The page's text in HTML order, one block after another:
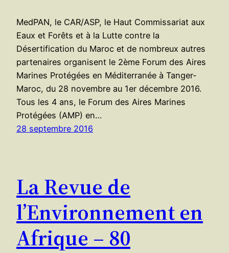
MedPAN, le CAR/ASP, le Haut Commissariat aux
Eaux et Forêts et à la Lutte contre la
Désertification du Maroc et de nombreux autres
partenaires organisent le 2ème Forum des Aires
Marines Protégées en Méditerranée à Tanger-
Maroc, du 28 novembre au 1er décembre 2016.
Tous les 4 ans, le Forum des Aires Marines
Protégées (AMP) en…
28 septembre 2016
La Revue de
l’Environnement en
Afrique – 80